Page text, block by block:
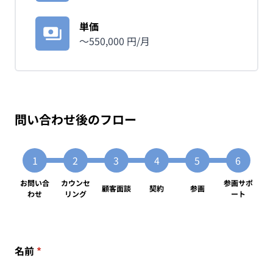
単価
〜550,000 円/月
問い合わせ後のフロー
お問い合
わせ
カウンセ
リング
顧客面談 契約 参画
参画サポ
ート
名前 *